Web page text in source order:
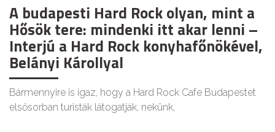
A budapesti Hard Rock olyan, mint a
Hősök tere: mindenki itt akar lenni –
Interjú a Hard Rock konyhafőnökével,
Belányi Károllyal
Bármennyire is igaz, hogy a Hard Rock Cafe Budapestet
elsősorban turisták látogatják, nekünk,